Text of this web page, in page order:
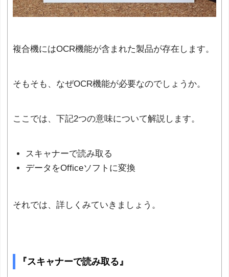
複合機にはOCR機能が含まれた製品が存在します。
そもそも、なぜOCR機能が必要なのでしょうか。
ここでは、下記2つの意味について解説します。
スキャナーで読み取る
データをOfficeソフトに変換
それでは、詳しくみていきましょう。
『スキャナーで読み取る』